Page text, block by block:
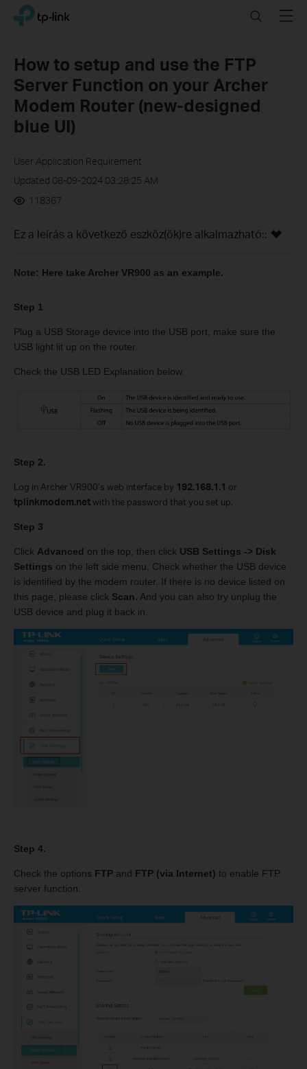
Click
navigation
TP-Link, Reliably Smart SearchMenu
How to setup and use the FTP
Server Function on your Archer
Modem Router (new-designed
blue UI)
User Application Requirement
Updated 08-09-2024 03:28:25 AM
118367
Ez a leírás a következő eszköz(ök)re alkalmazható::
Note: Here take Archer VR900 as an example.
Step 1
Plug a USB Storage device into the USB port, make sure the
USB light lit up on the router.
Check the USB LED Explanation below.
Step 2.
Log in Archer VR900’s web interface by 192.168.1.1 or
tplinkmodem.netwith the password that you set up.
Step 3
Click Advanced on the top, then click USB Settings -> Disk
Settings on the left side menu. Check whether the USB device
is identified by the modem router. If there is no device listed on
this page, please click Scan. And you can also try unplug the
USB device and plug it back in.
Step 4.
Check the options FTP and FTP (via Internet) to enable FTP
server function.